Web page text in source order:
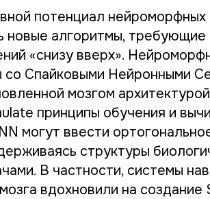
потенциал нейроморфных
новые алгоритмы,
«снизу вверх».
Спайковыми Нейронными
мозгом
принципы обучения и
могут ввести
структуры
В частности, системы
вдохновили на